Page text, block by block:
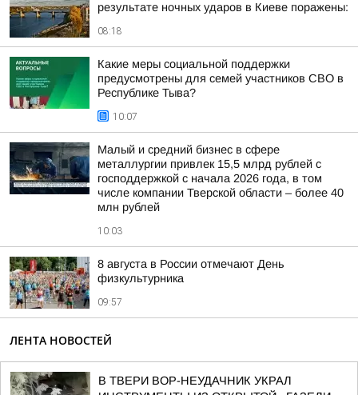
результате ночных ударов в Киеве поражены:
08:18
Какие меры социальной поддержки
предусмотрены для семей участников СВО в
Республике Тыва?
10:07
Малый и средний бизнес в сфере
металлургии привлек 15,5 млрд рублей с
господдержкой с начала 2026 года, в том
числе компании Тверской области – более 40
млн рублей
10:03
8 августа в России отмечают День
физкультурника
09:57
ЛЕНТА НОВОСТЕЙ
В ТВЕРИ ВОР-НЕУДАЧНИК УКРАЛ